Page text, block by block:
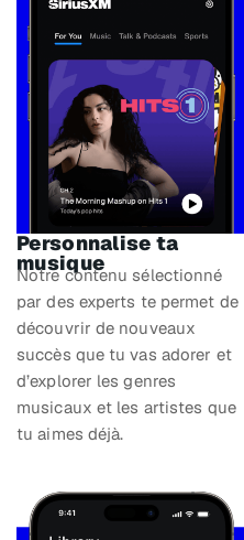
Personnalise ta
musique
Notre contenu sélectionné
par des experts te permet de
découvrir de nouveaux
succès que tu vas adorer et
d’explorer les genres
musicaux et les artistes que
tu aimes déjà.